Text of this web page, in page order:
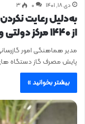
دی ۱۸, ۱۴۰۱ 0 ۳
به‌دلیل رعایت
از ۱۴۴۰ مرکز دولتی و عمومی قطع شده است
مدیر هماهنگی امور
پایش مصرف گاز دستگاه‌
بیشتر بخوانید »